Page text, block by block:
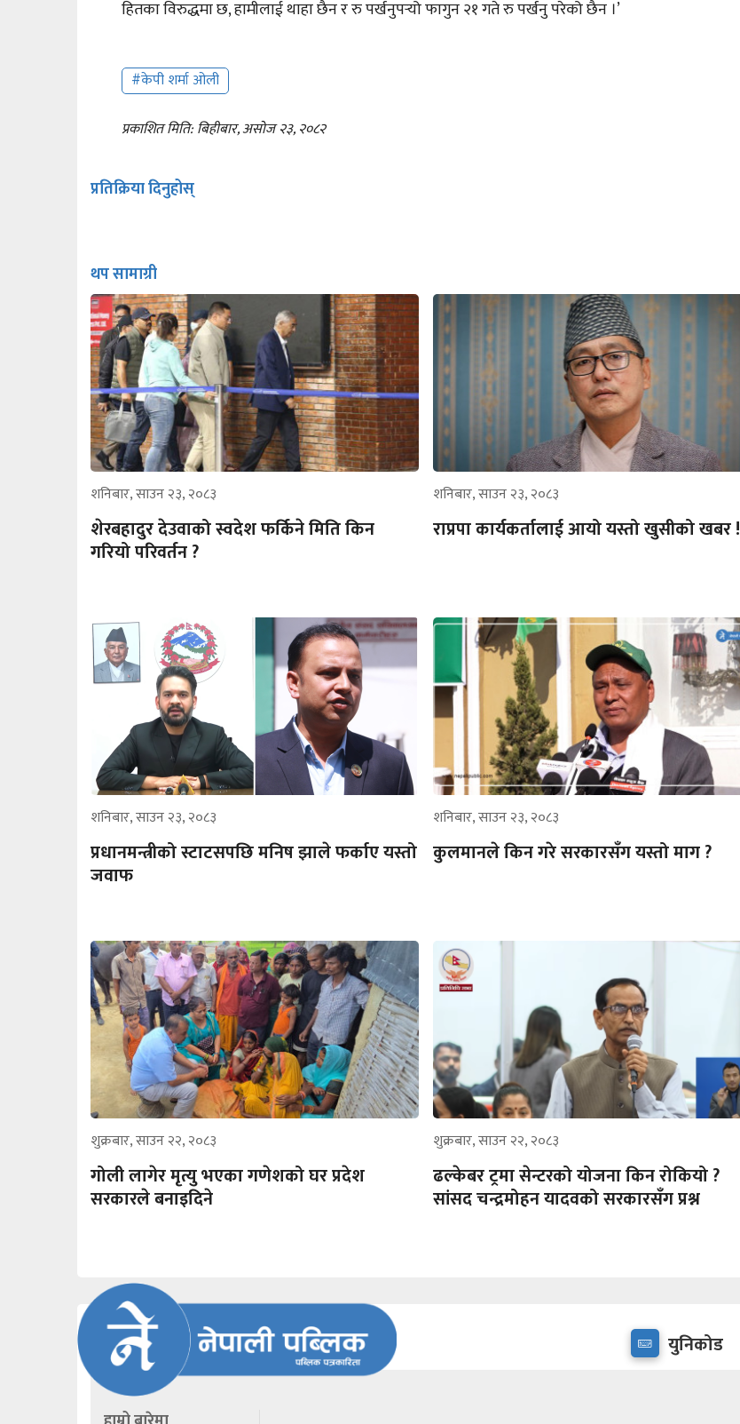
हितका विरुद्धमा छ, हामीलाई थाहा छैन र रु पर्खनुपर्‍यो फागुन २१ गते रु पर्खनु परेको छैन ।’
#केपी शर्मा ओली
प्रकाशित मिति: बिहीबार, असोज २३, २०८२
प्रतिक्रिया दिनुहोस्
थप सामाग्री
शनिबार, साउन २३, २०८३
शेरबहादुर देउवाको स्वदेश फर्किने मिति किन
गरियो परिवर्तन ?
शनिबार, साउन २३, २०८३
राप्रपा कार्यकर्तालाई आयो यस्तो खुसीको खबर !
शनिबार, साउन २३, २०८३
प्रधानमन्त्रीको स्टाटसपछि मनिष झाले फर्काए यस्तो
जवाफ
शनिबार, साउन २३, २०८३
कुलमानले किन गरे सरकारसँग यस्तो माग ?
शुक्रबार, साउन २२, २०८३
गोली लागेर मृत्यु भएका गणेशको घर प्रदेश
सरकारले बनाइदिने
शुक्रबार, साउन २२, २०८३
ढल्केबर ट्रमा सेन्टरको योजना किन रोकियो ?
सांसद चन्द्रमोहन यादवको सरकारसँग प्रश्न
युनिकोड